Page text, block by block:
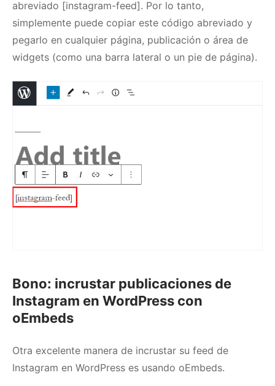
abreviado [instagram-feed]. Por lo tanto,
simplemente puede copiar este código abreviado y
pegarlo en cualquier página, publicación o área de
widgets (como una barra lateral o un pie de página).
Bono: incrustar publicaciones de
Instagram en WordPress con
oEmbeds
Otra excelente manera de incrustar su feed de
Instagram en WordPress es usando oEmbeds.